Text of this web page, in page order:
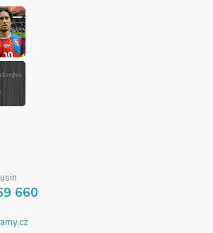
660